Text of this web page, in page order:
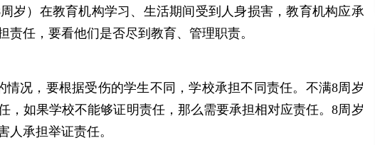
岁）在教育机构学习、生活期间受到人身损害，教育机构应承
任，要看他们是否尽到教育、管理职责。
况，要根据受伤的学生不同，学校承担不同责任。不满8周岁
，如果学校不能够证明责任，那么需要承担相对应责任。8周岁
人承担举证责任。